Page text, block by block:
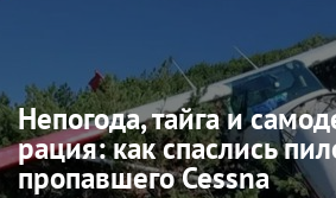
Непогода, тайга и
рация: как спаслись
пропавшего Cessna